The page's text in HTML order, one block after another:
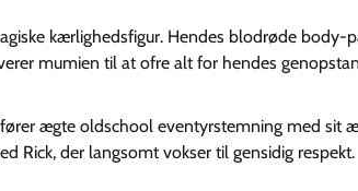
kærlighedsfigur. Hendes blodrøde body-
mumien til at ofre alt for hendes
ægte oldschool eventyrstemning med sit
Rick, der langsomt vokser til gensidig respekt.